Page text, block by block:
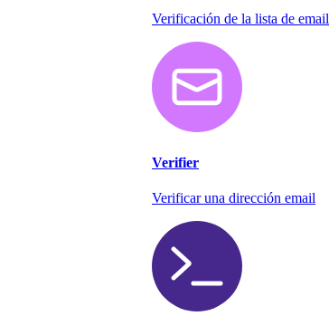
Verificación de la lista de email
Verifier
Verificar una dirección email